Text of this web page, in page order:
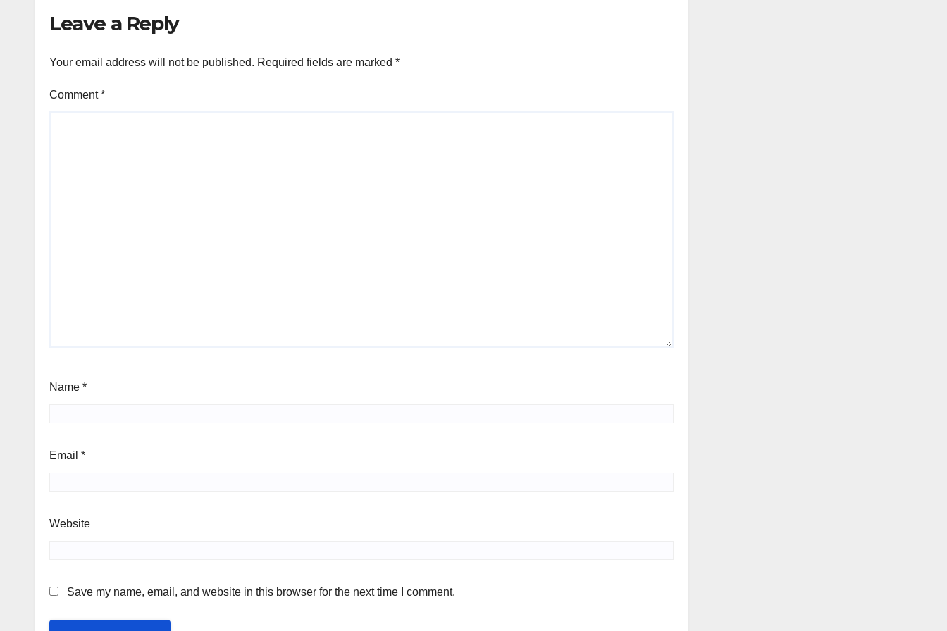
Leave a Reply
Your email address will not be published. Required fields are marked *
Comment*
Name *
Email *
Website
Save my name, email, and website in this browser for the next time I comment.